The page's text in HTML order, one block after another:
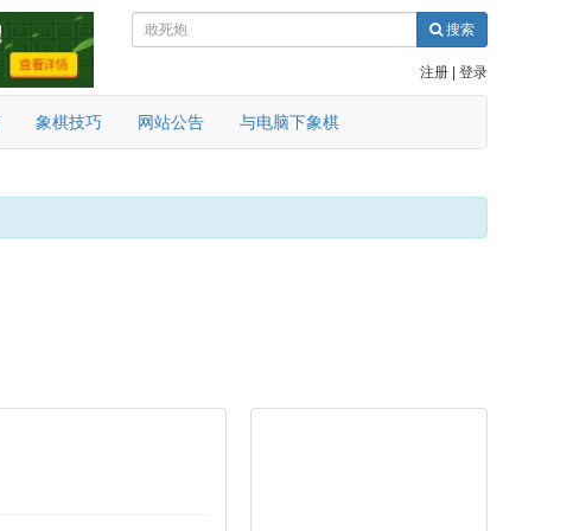
搜索
注册 登录
象棋技巧 网站公告 与电脑下象棋